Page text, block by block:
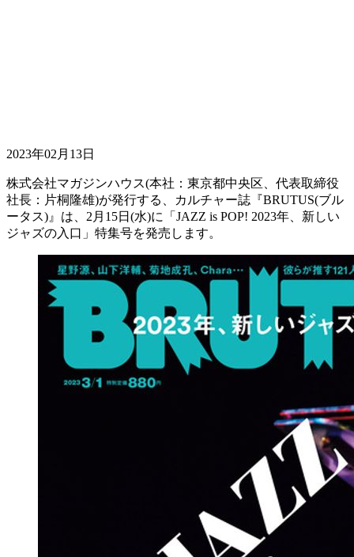
2023年02月13日
株式会社マガジンハウス(本社：東京都中央区、代表取締役
社長：片桐隆雄)が発行する、カルチャー誌『BRUTUS(ブル
ータス)』は、2月15日(水)に「JAZZ is POP! 2023年、新しい
ジャズの入口」特集号を発売します。